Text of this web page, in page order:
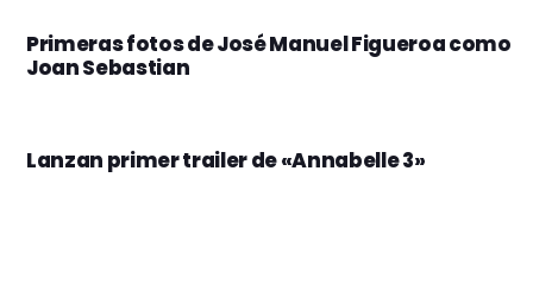
Primeras fotos de José Manuel Figueroa como
Joan Sebastian
Lanzan primer trailer de «Annabelle 3»